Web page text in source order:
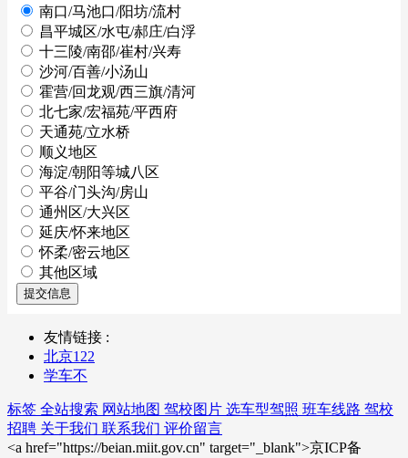
南口/马池口/阳坊/流村
昌平城区/水屯/郝庄/白浮
十三陵/南邵/崔村/兴寿
沙河/百善/小汤山
霍营/回龙观/西三旗/清河
北七家/宏福苑/平西府
天通苑/立水桥
顺义地区
海淀/朝阳等城八区
平谷/门头沟/房山
通州区/大兴区
延庆/怀来地区
怀柔/密云地区
其他区域
提交信息
友情链接 :
北京122
学车不
标签 全站搜索 网站地图 驾校图片 选车型驾照 班车线路 驾校
招聘 关于我们 联系我们 评价留言
<a href="https://beian.miit.gov.cn" target="_blank">京ICP备